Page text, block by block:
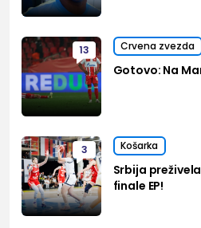
13 Crvena zvezda
Gotovo: Na
3 Košarka
Srbija
finale EP!